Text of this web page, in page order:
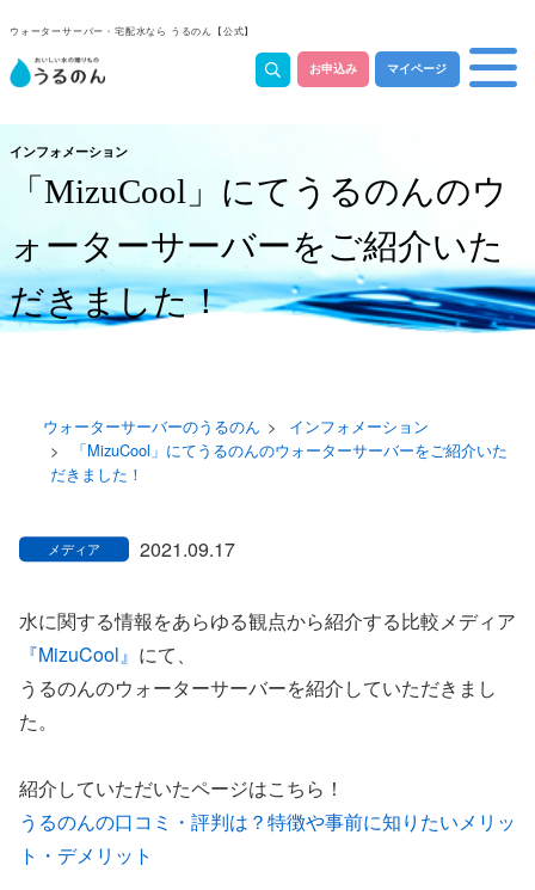
ウォーターサーバー・宅配水なら うるのん【公式】
お申込み マイページ
インフォメーション
「MizuCool」にてうるのんのウ
ォーターサーバーをご紹介いた
だきました！
ウォーターサーバーのうるのん
インフォメーション
「MizuCool」にてうるのんのウォーターサーバーをご紹介いた
だきました！
2021.09.17
水に関する情報をあらゆる観点から紹介する比較メディア
『MizuCool』 にて、
うるのんのウォーターサーバーを紹介していただきまし
た。
紹介していただいたページはこちら！
うるのんの口コミ・評判は？特徴や事前に知りたいメリッ
ト・デメリット